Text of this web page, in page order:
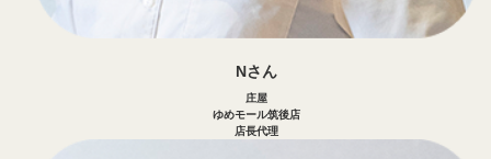
Nさん
庄屋
ゆめモール筑後店
店長代理